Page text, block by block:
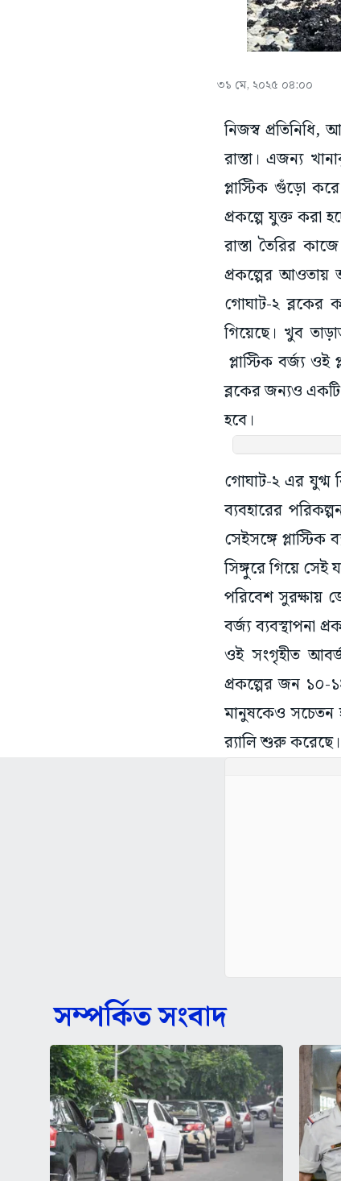
৩১ মে, ২০২৫ ০৪:০০
নিজস্ব প্রতিনিধি,
রাস্তা। এজন্য
প্লাস্টিক গুঁড়ো করে
প্রকল্পে যুক্ত করা
রাস্তা তৈরির
প্রকল্পের আওতায়
গোঘাট-২ ব্লকের
গিয়েছে। খুব
প্লাস্টিক বর্জ্য
ব্লকের জন্যও একটি
হবে।
গোঘাট-২ এর যুগ্ম
ব্যবহারের
সেইসঙ্গে প্লাস্টিক
সিঙ্গুরে গিয়ে সেই
পরিবেশ সুরক্ষায়
বর্জ্য ব্যবস্থাপনা
ওই সংগৃহীত
প্রকল্পের জন ১০-
মানুষকেও সচেতন
র‌্যালি শুরু করেছে।
গাড়ি কিনলে পার্কিং কিনতেই হবে, রাজ্য